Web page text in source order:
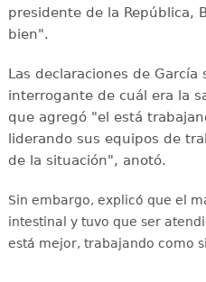
presidente de la República,
bien".
Las declaraciones de
interrogante de cuál era la
que agregó "el está
liderando sus equipos de
de la situación", anotó.
Sin embargo, explicó que el
intestinal y tuvo que ser
está mejor, trabajando como